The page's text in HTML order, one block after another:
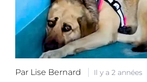
Par Lise Bernard Il y a 2 années